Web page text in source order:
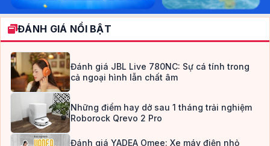
ĐÁNH GIÁ NỔI BẬT
Đánh giá JBL Live 780NC: Sự cá tính trong
cả ngoại hình lẫn chất âm
Những điểm hay dở sau 1 tháng trải nghiệm
Roborock Qrevo 2 Pro
Đánh giá YADEA Omee: Xe máy điện nhỏ